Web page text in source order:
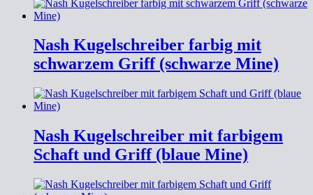
Nash Kugelschreiber farbig mit
schwarzem Griff (schwarze Mine)
Nash Kugelschreiber mit farbigem
Schaft und Griff (blaue Mine)